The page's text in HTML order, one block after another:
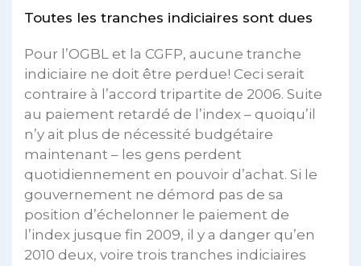
Toutes les tranches indiciaires sont dues
Pour l’OGBL et la CGFP, aucune tranche
indiciaire ne doit être perdue! Ceci serait
contraire à l’accord tripartite de 2006. Suite
au paiement retardé de l’index – quoiqu’il
n’y ait plus de nécessité budgétaire
maintenant – les gens perdent
quotidiennement en pouvoir d’achat. Si le
gouvernement ne démord pas de sa
position d’échelonner le paiement de
l’index jusque fin 2009, il y a danger qu’en
2010 deux, voire trois tranches indiciaires